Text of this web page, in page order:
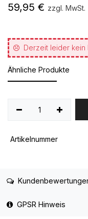
59,95 € zzgl. MwSt.
Derzeit leider kein
Ähnliche Produkte
Artikelnummer
GPSR Hinweis